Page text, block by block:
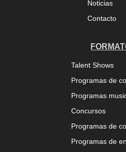
Noticias
Contacto
Talent Shows
Programas de
Programas
Concursos
Programas de
Programas de